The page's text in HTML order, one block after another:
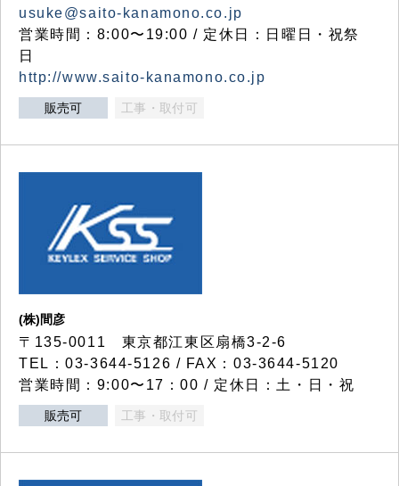
usuke@saito-kanamono.co.jp
営業時間：8:00〜19:00 / 定休日：日曜日・祝祭
日
http://www.saito-kanamono.co.jp
販売可 工事・取付可
(株)間彦
〒135-0011 東京都江東区扇橋3-2-6
TEL：03-3644-5126 / FAX：03-3644-5120
営業時間：9:00〜17：00 / 定休日：土・日・祝
販売可 工事・取付可